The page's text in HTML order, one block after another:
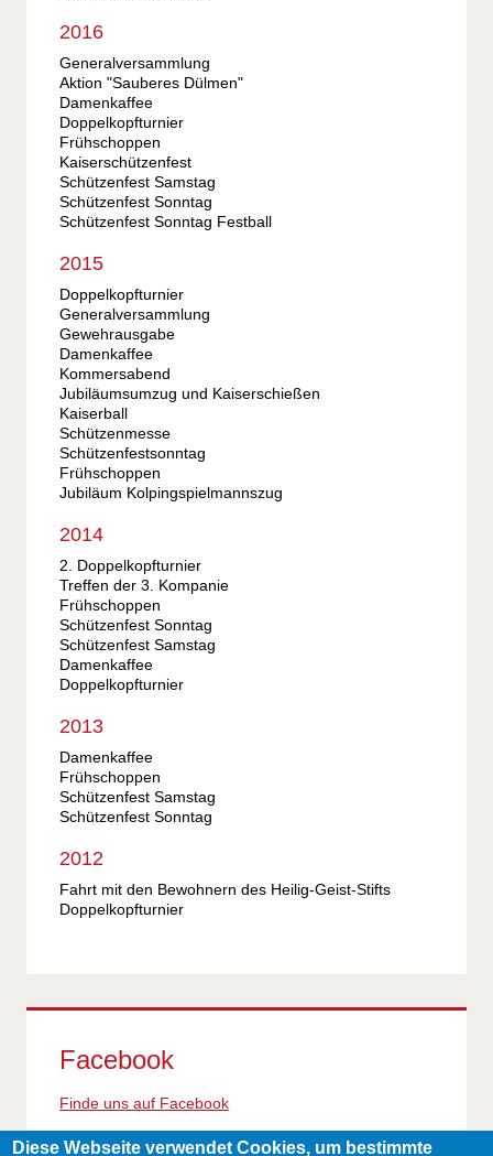
2016
Generalversammlung
Aktion "Sauberes Dülmen"
Damenkaffee
Doppelkopfturnier
Frühschoppen
Kaiserschützenfest
Schützenfest Samstag
Schützenfest Sonntag
Schützenfest Sonntag Festball
2015
Doppelkopfturnier
Generalversammlung
Gewehrausgabe
Damenkaffee
Kommersabend
Jubiläumsumzug und Kaiserschießen
Kaiserball
Schützenmesse
Schützenfestsonntag
Frühschoppen
Jubiläum Kolpingspielmannszug
2014
2. Doppelkopfturnier
Treffen der 3. Kompanie
Frühschoppen
Schützenfest Sonntag
Schützenfest Samstag
Damenkaffee
Doppelkopfturnier
2013
Damenkaffee
Frühschoppen
Schützenfest Samstag
Schützenfest Sonntag
2012
Fahrt mit den Bewohnern des Heilig-Geist-Stifts
Doppelkopfturnier
Facebook
Finde uns auf Facebook
Diese Webseite verwendet Cookies, um bestimmte